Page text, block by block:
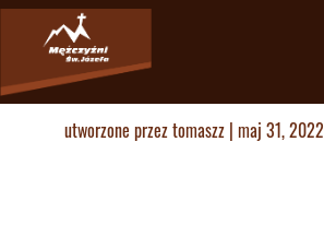
utworzone przeztomaszz| maj 31, 2022